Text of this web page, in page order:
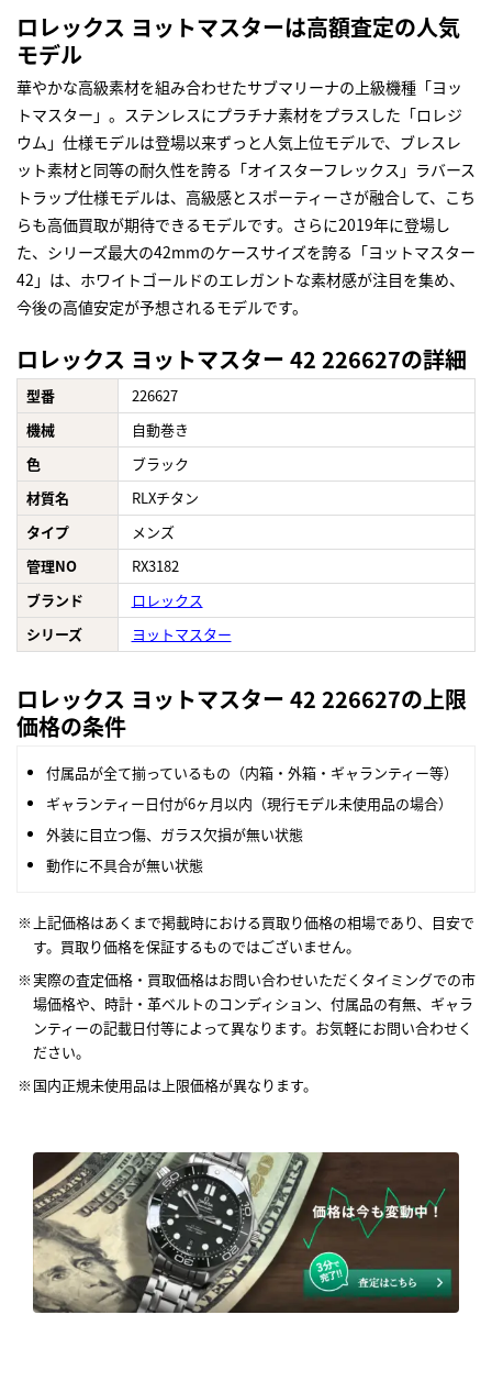
ロレックス ヨットマスターは高額査定の人気
モデル
華やかな高級素材を組み合わせたサブマリーナの上級機種「ヨッ
トマスター」。ステンレスにプラチナ素材をプラスした「ロレジ
ウム」仕様モデルは登場以来ずっと人気上位モデルで、ブレスレ
ット素材と同等の耐久性を誇る「オイスターフレックス」ラバース
トラップ仕様モデルは、高級感とスポーティーさが融合して、こち
らも高価買取が期待できるモデルです。さらに2019年に登場し
た、シリーズ最大の42mmのケースサイズを誇る「ヨットマスター
42」は、ホワイトゴールドのエレガントな素材感が注目を集め、
今後の高値安定が予想されるモデルです。
ロレックス ヨットマスター 42 226627の詳細
型番
226627
機械
自動巻き
色
ブラック
材質名
RLXチタン
タイプ
メンズ
管理NO
RX3182
ブランド
ロレックス
シリーズ
ヨットマスター
ロレックス ヨットマスター 42 226627の上限
価格の条件
付属品が全て揃っているもの（内箱・外箱・ギャランティー等）
ギャランティー日付が6ヶ月以内（現行モデル未使用品の場合）
外装に目立つ傷、ガラス欠損が無い状態
動作に不具合が無い状態
上記価格はあくまで掲載時における買取り価格の相場であり、目安で
す。買取り価格を保証するものではございません。
実際の査定価格・買取価格はお問い合わせいただくタイミングでの市
場価格や、時計・革ベルトのコンディション、付属品の有無、ギャラ
ンティーの記載日付等によって異なります。お気軽にお問い合わせく
ださい。
国内正規未使用品は上限価格が異なります。